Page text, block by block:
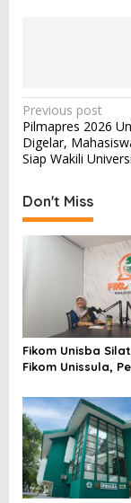
Post
Previous post
Pilmapres 2026
Digelar,
Siap Wakili
Don't Miss
Fikom Unisba
Fikom Unissula,
Laboratorium